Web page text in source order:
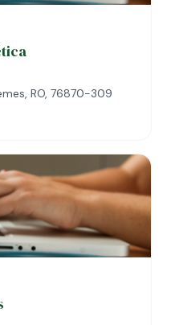
RO, 76870-309